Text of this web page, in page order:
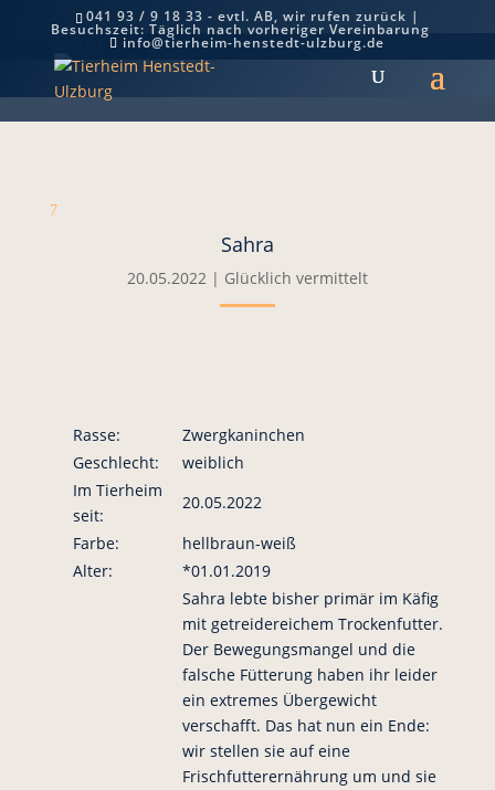
041 93 / 9 18 33 - evtl. AB, wir rufen zurück |
Besuchszeit: Täglich nach vorheriger Vereinbarung
info@tierheim-henstedt-ulzburg.de
Sahra
7
Sahra
20.05.2022| Glücklich vermittelt
Rasse:
Zwergkaninchen
Geschlecht:
weiblich
Im Tierheim
seit:
20.05.2022
Farbe:
hellbraun-weiß
Alter:
*01.01.2019
Sahra lebte bisher primär im Käfig
mit getreidereichem Trockenfutter.
Der Bewegungsmangel und die
falsche Fütterung haben ihr leider
ein extremes Übergewicht
verschafft. Das hat nun ein Ende:
wir stellen sie auf eine
Frischfutterernährung um und sie